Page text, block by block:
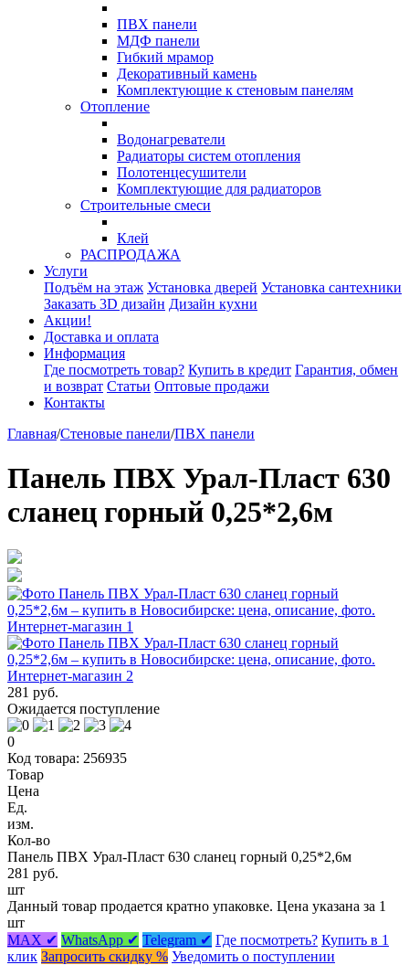
ПВХ панели
МДФ панели
Гибкий мрамор
Декоративный камень
Комплектующие к стеновым панелям
Отопление
Водонагреватели
Радиаторы систем отопления
Полотенцесушители
Комплектующие для радиаторов
Строительные смеси
Клей
РАСПРОДАЖА
Услуги
Подъём на этаж Установка дверей Установка сантехники
Заказать 3D дизайн Дизайн кухни
Акции!
Доставка и оплата
Информация
Где посмотреть товар? Купить в кредит Гарантия, обмен
и возврат Статьи Оптовые продажи
Контакты
Главная/Стеновые панели/ПВХ панели
Панель ПВХ Урал-Пласт 630
сланец горный 0,25*2,6м
281 руб.
Ожидается поступление
0
Код товара: 256935
Товар
Цена
Ед.
изм.
Кол-во
Панель ПВХ Урал-Пласт 630 сланец горный 0,25*2,6м
281 руб.
шт
Данный товар продается кратно упаковке. Цена указана за 1
шт
MAX ✔ WhatsApp ✔ Telegram ✔ Где посмотреть? Купить в 1
клик Запросить скидку % Уведомить о поступлении